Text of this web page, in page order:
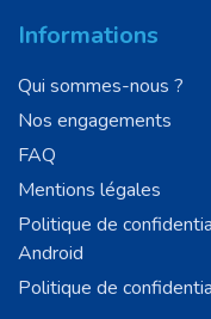
Informations
Qui sommes-nous ?
Nos engagements
FAQ
Mentions légales
Politique de
Android
Politique de